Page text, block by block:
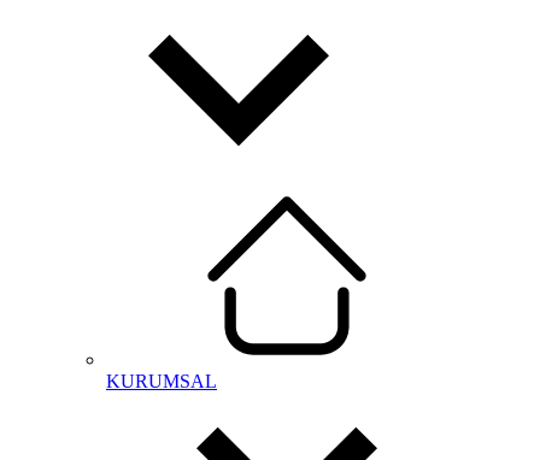
KURUMSAL